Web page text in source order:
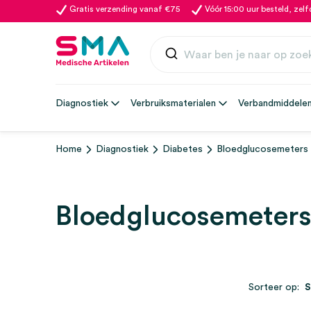
Gratis verzending vanaf €75 Vóór 15:00 uur besteld,
Diagnostiek Verbruiksmaterialen Verbandmiddelen
Home Diagnostiek Diabetes Bloedglucosemeters
Bloedglucosemeters
Sorteer op: